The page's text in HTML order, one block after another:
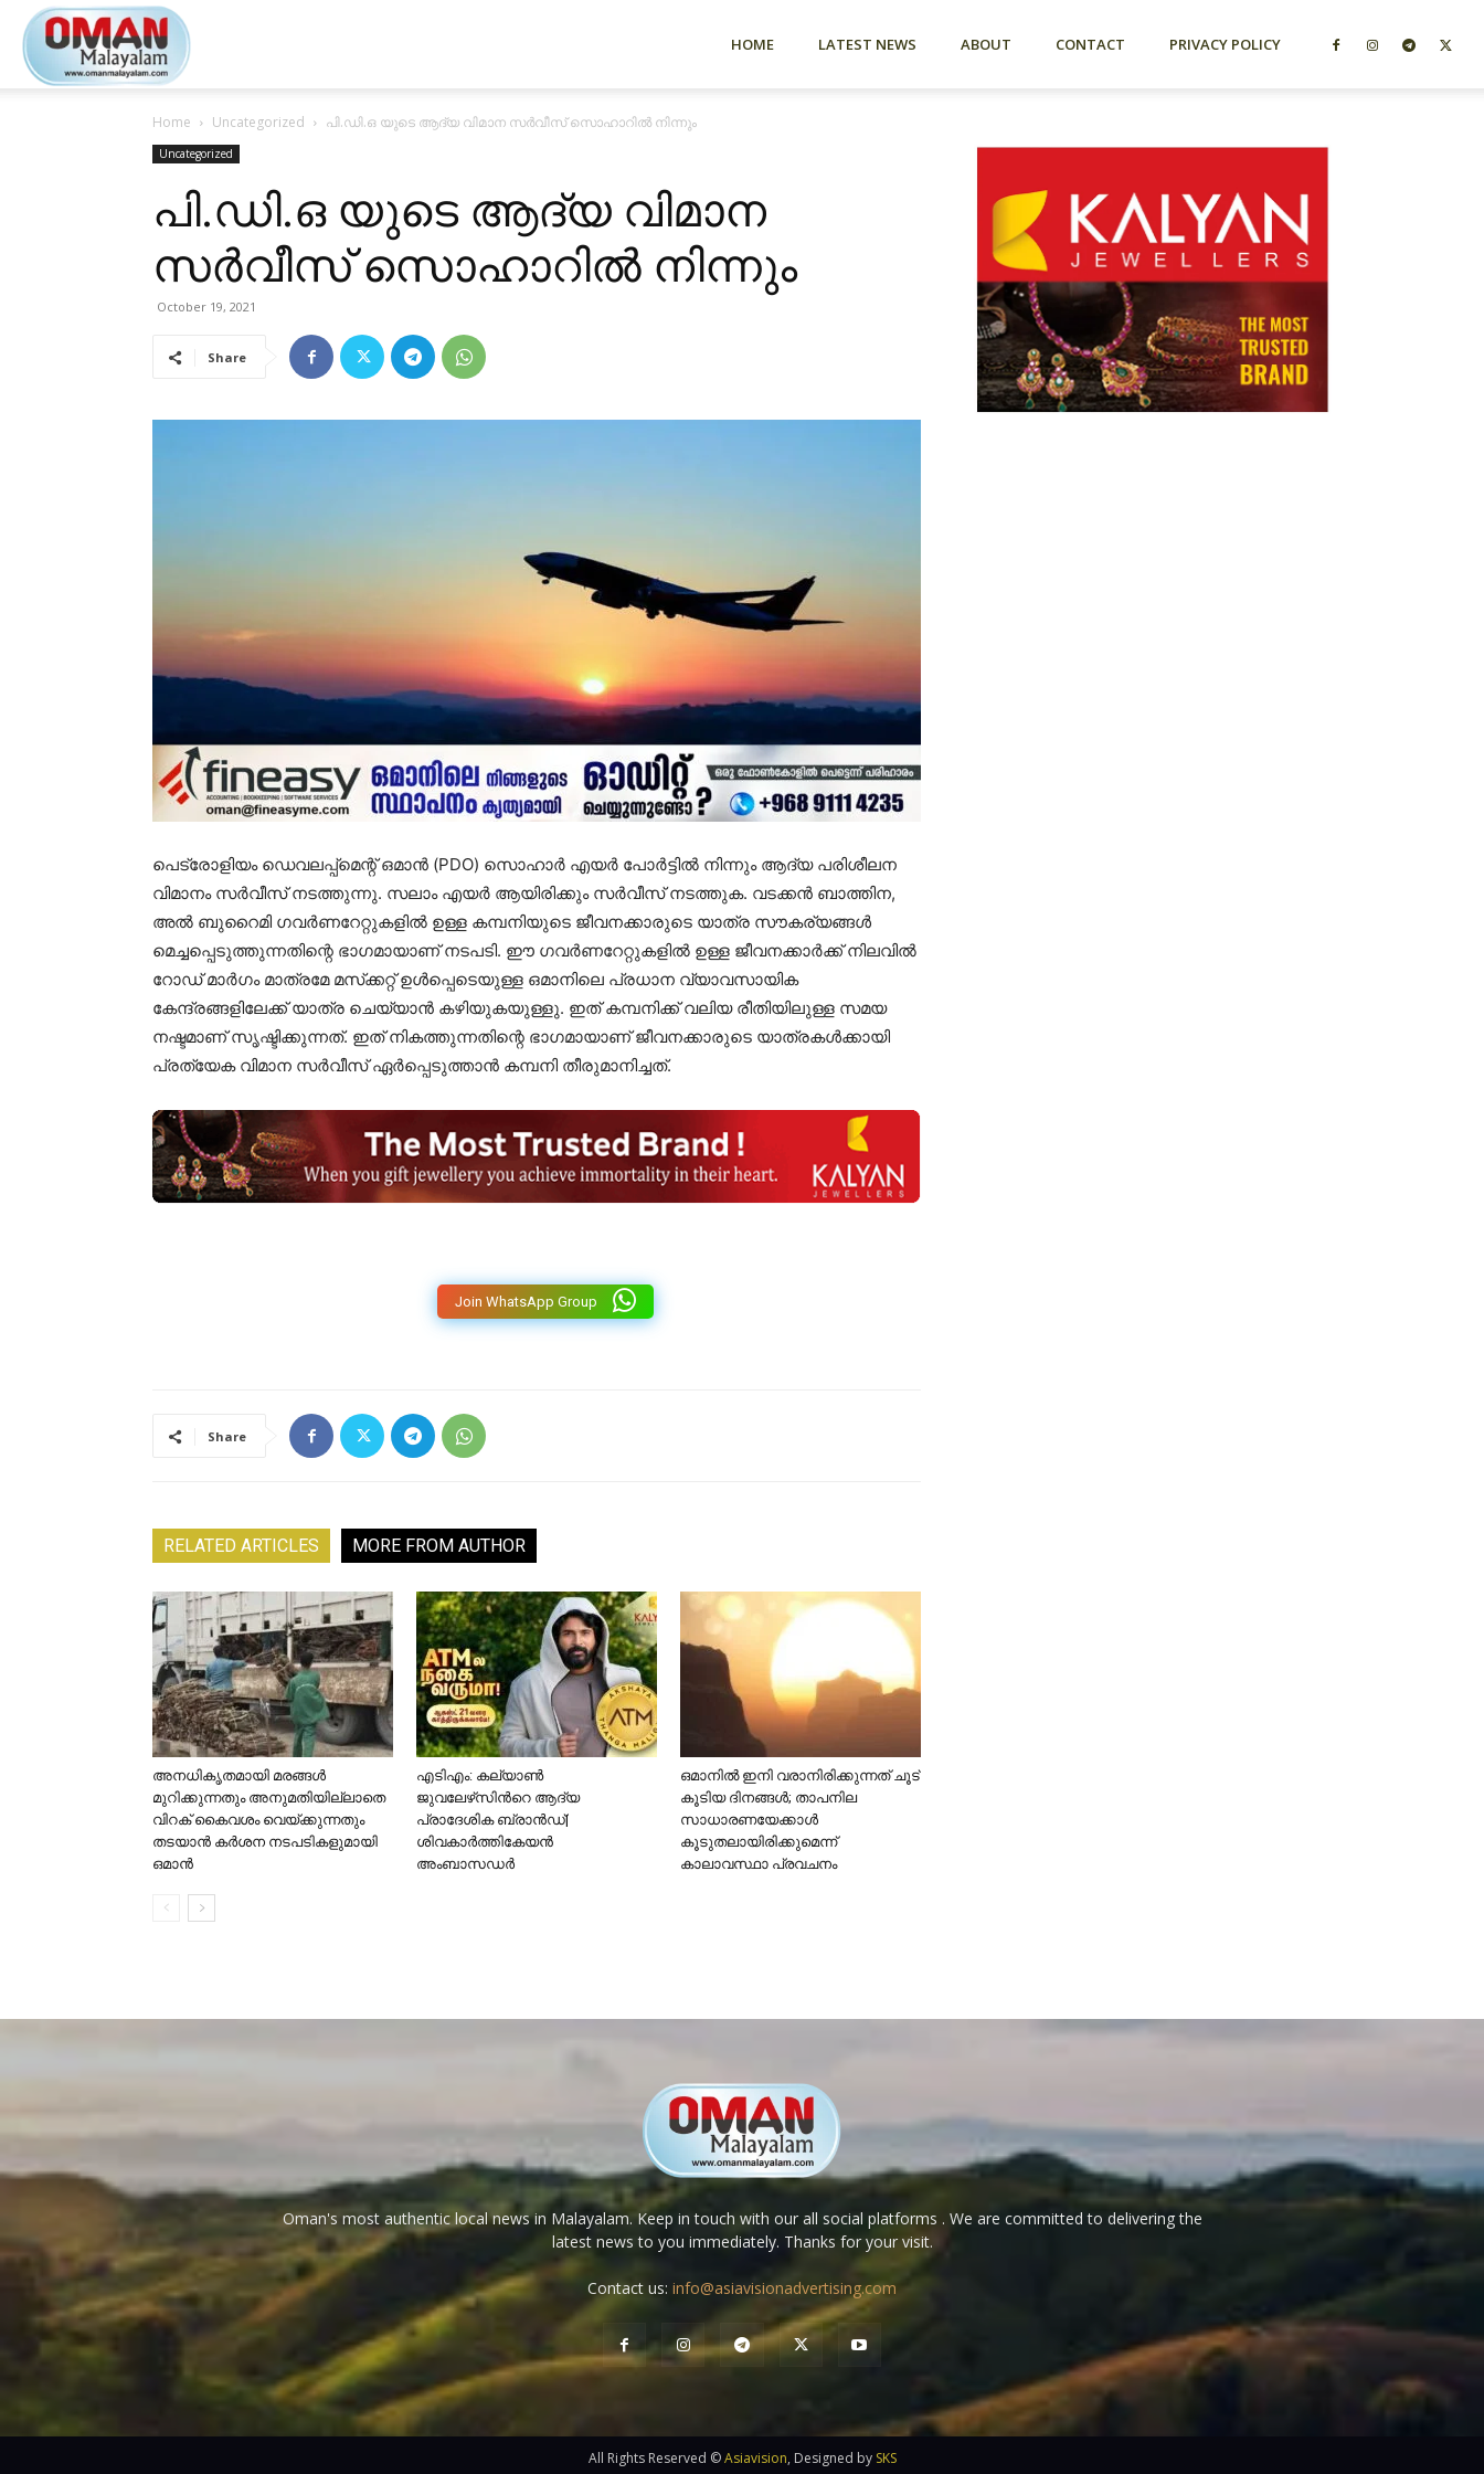
Malayalam
HOME LATEST NEWS ABOUT CONTACT PRIVACY POLICY
Home Uncategorized പി.ഡി.ഒ യുടെ ആദ്യ വിമാന സർവീസ് സൊഹാറിൽ നിന്നും
Uncategorized
പി.ഡി.ഒ യുടെ ആദ്യ വിമാന
സർവീസ് സൊഹാറിൽ നിന്നും
October 19, 2021
Share
പെട്രോളിയം ഡെവലപ്പ്മെന്റ് ഒമാൻ (PDO) സൊഹാർ എയർ പോർട്ടിൽ നിന്നും ആദ്യ പരിശീലന
വിമാനം സർവീസ് നടത്തുന്നു. സലാം എയർ ആയിരിക്കും സർവീസ് നടത്തുക. വടക്കൻ ബാത്തിന,
അൽ ബുറൈമി ഗവർണറേറ്റുകളിൽ ഉള്ള കമ്പനിയുടെ ജീവനക്കാരുടെ യാത്ര സൗകര്യങ്ങൾ
മെച്ചപ്പെടുത്തുന്നതിന്റെ ഭാഗമായാണ് നടപടി. ഈ ഗവർണറേറ്റുകളിൽ ഉള്ള ജീവനക്കാർക്ക് നിലവിൽ
റോഡ് മാർഗം മാത്രമേ മസ്‌ക്കറ്റ് ഉൾപ്പെടെയുള്ള ഒമാനിലെ പ്രധാന വ്യാവസായിക
കേന്ദ്രങ്ങളിലേക്ക് യാത്ര ചെയ്യാൻ കഴിയുകയുള്ളു. ഇത് കമ്പനിക്ക് വലിയ രീതിയിലുള്ള സമയ
നഷ്ടമാണ് സൃഷ്ടിക്കുന്നത്. ഇത് നികത്തുന്നതിന്റെ ഭാഗമായാണ് ജീവനക്കാരുടെ യാത്രകൾക്കായി
പ്രത്യേക വിമാന സർവീസ് ഏർപ്പെടുത്താൻ കമ്പനി തീരുമാനിച്ചത്.
Join WhatsApp Group
Share
RELATED ARTICLES MORE FROM AUTHOR
അനധികൃതമായി മരങ്ങൾ
മുറിക്കുന്നതും അനുമതിയില്ലാതെ
വിറക് കൈവശം വെയ്ക്കുന്നതും
തടയാൻ കർശന നടപടികളുമായി
ഒമാൻ
എടിഎം: കല്യാണ്‍
ജുവലേഴ്‌സിന്‍റെ ആദ്യ
പ്രാദേശിക ബ്രാന്‍ഡ്|
ശിവകാര്‍ത്തികേയന്‍
അംബാസഡര്‍
ഒമാനിൽ ഇനി വരാനിരിക്കുന്നത് ചൂട്
കൂടിയ ദിനങ്ങൾ; താപനില
സാധാരണയേക്കാൾ
കൂടുതലായിരിക്കുമെന്ന്
കാലാവസ്ഥാ പ്രവചനം
Oman's most authentic local news in Malayalam. Keep in touch with our all social platforms . We are committed to delivering the
latest news to you immediately. Thanks for your visit.
Contact us: info@asiavisionadvertising.com
All Rights Reserved ©Asiavision, Designed by SKS